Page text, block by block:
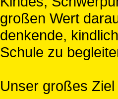
großen Wert
denkende,
Schule zu
Unser großes